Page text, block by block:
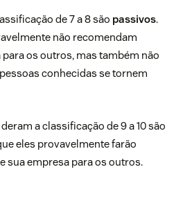
de 7 a 8 são passivos.
não recomendam
os outros, mas também não
conhecidas se tornem
a classificação de 9 a 10 são
eles provavelmente farão
sua empresa para os outros.